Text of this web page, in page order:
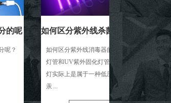
如何区分紫外线消毒器的紫外线杀菌
灯管和UV紫外固化灯管：紫外线杀菌
灯实际上是属于一种低压汞灯。低压
工作
础架
物，